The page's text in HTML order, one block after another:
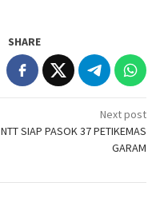
SHARE
Next post
NTT SIAP PASOK 37 PETIKEMAS
GARAM